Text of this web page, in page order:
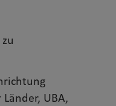
UBA,